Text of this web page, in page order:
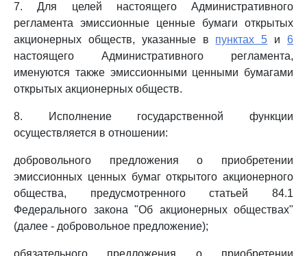
7. Для целей настоящего Административного
регламента эмиссионные ценные бумаги открытых
акционерных обществ, указанные в пунктах 5 и6
настоящего Административного регламента,
именуются также эмиссионными ценными бумагами
открытых акционерных обществ.
8. Исполнение государственной функции
осуществляется в отношении:
добровольного предложения о приобретении
эмиссионных ценных бумаг открытого акционерного
общества, предусмотренного статьей 84.1
Федерального закона "Об акционерных обществах"
(далее - добровольное предложение);
обязательного предложения о приобретении